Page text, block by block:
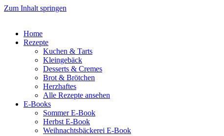
Zum Inhalt springen
Home
Rezepte
Kuchen & Tarts
Kleingebäck
Desserts & Cremes
Brot & Brötchen
Herzhaftes
Alle Rezepte ansehen
E-Books
Sommer E-Book
Herbst E-Book
Weihnachtsbäckerei E-Book